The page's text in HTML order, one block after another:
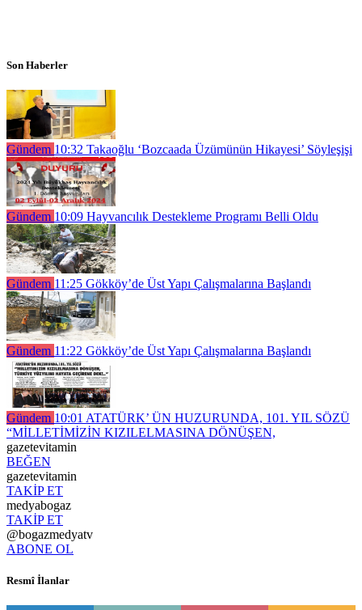
Son Haberler
Gündem 10:32 Takaoğlu ‘Bozcaada Üzümünün Hikayesi’ Söyleşişi
Gündem 10:09 Hayvancılık Destekleme Programı Belli Oldu
Gündem 11:25 Gökköy’de Üst Yapı Çalışmalarına Başlandı
Gündem 11:22 Gökköy’de Üst Yapı Çalışmalarına Başlandı
Gündem 10:01 ATATÜRK’ ÜN HUZURUNDA, 101. YIL SÖZÜ
“MİLLETİMİZİN KIZILELMASINA DÖNÜŞEN,
gazetevitamin
BEĞEN
gazetevitamin
TAKİP ET
medyabogaz
TAKİP ET
@bogazmedyatv
ABONE OL
Resmî İlanlar